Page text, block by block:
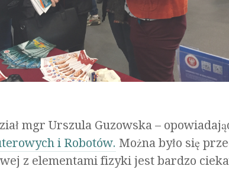
mgr Urszula Guzowska –
i Robotów. Można było się
z elementami fizyki jest bardzo